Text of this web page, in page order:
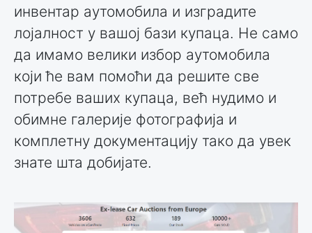
инвентар аутомобила и изградите
лојалност у вашој бази купаца. Не само
да имамо велики избор аутомобила
који ће вам помоћи да решите све
потребе ваших купаца, већ нудимо и
обимне галерије фотографија и
комплетну документацију тако да увек
знате шта добијате.